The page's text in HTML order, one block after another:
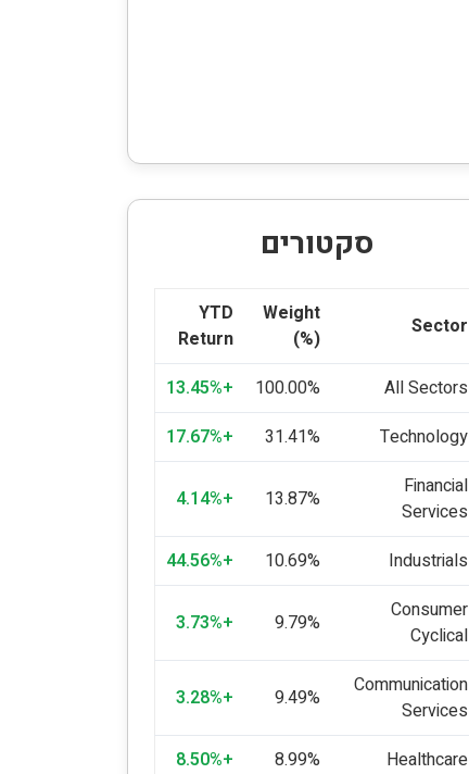
סקטורים
Sector
Weight
(%)
YTD
Return
All Sectors
100.00%
+13.45%
Technology
31.41%
+17.67%
Financial
Services
13.87%
+4.14%
Industrials
10.69%
+44.56%
Consumer
Cyclical
9.79%
+3.73%
Communication
Services
9.49%
+3.28%
Healthcare
8.99%
+8.50%